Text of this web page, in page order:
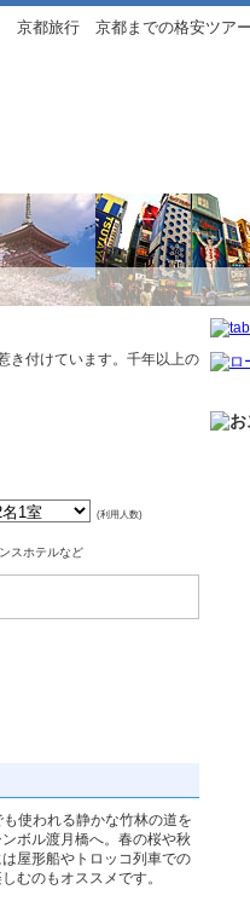
京都旅行 京都までの格安ツア
き付けています。千年以上の
(利用人数)
スホテルなど
も使われる静かな竹林の道を
ボル渡月橋へ。春の桜や秋
屋形船やトロッコ列車での
むのもオススメです。